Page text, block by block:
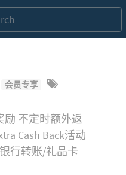
会员专享
励 不定时额外返
Cash Back活动
行转账/礼品卡